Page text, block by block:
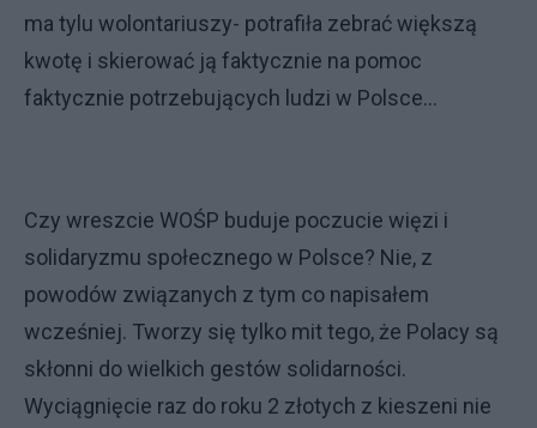
ma tylu wolontariuszy- potrafiła zebrać większą
kwotę i skierować ją faktycznie na pomoc
faktycznie potrzebujących ludzi w Polsce…
Czy wreszcie WOŚP buduje poczucie więzi i
solidaryzmu społecznego w Polsce? Nie, z
powodów związanych z tym co napisałem
wcześniej. Tworzy się tylko mit tego, że Polacy są
skłonni do wielkich gestów solidarności.
Wyciągnięcie raz do roku 2 złotych z kieszeni nie